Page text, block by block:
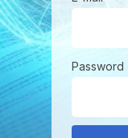
Password